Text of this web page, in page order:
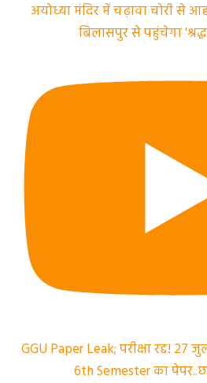
अयोध्या मंदिर में चढ़ावा चोरी से
बिलासपुर से पहुंचेगा
GGU Paper Leak; परीक्षा रद्द! 27
6th Semester का